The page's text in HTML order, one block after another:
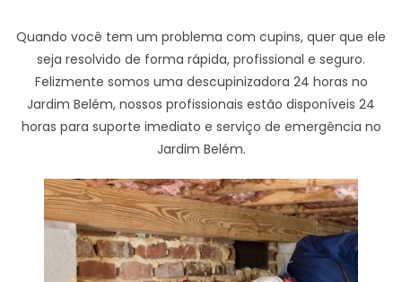
Quando você tem um problema com cupins, quer que ele
seja resolvido de forma rápida, profissional e seguro.
Felizmente somos uma descupinizadora 24 horas no
Jardim Belém, nossos profissionais estão disponíveis 24
horas para suporte imediato e serviço de emergência no
Jardim Belém.